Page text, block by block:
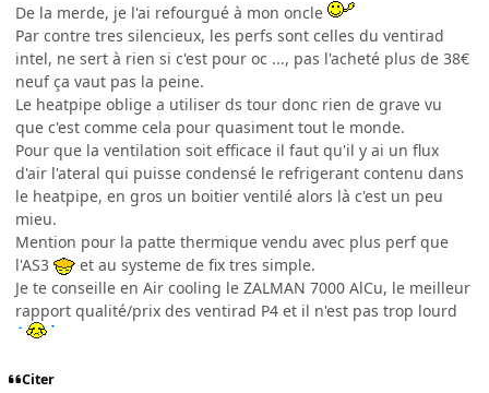
De la merde, je l'ai refourgué à mon oncle
Par contre tres silencieux, les perfs sont celles du ventirad
intel, ne sert à rien si c'est pour oc ..., pas l'acheté plus de 38€
neuf ça vaut pas la peine.
Le heatpipe oblige a utiliser ds tour donc rien de grave vu
que c'est comme cela pour quasiment tout le monde.
Pour que la ventilation soit efficace il faut qu'il y ai un flux
d'air l'ateral qui puisse condensé le refrigerant contenu dans
le heatpipe, en gros un boitier ventilé alors là c'est un peu
mieu.
Mention pour la patte thermique vendu avec plus perf que
l'AS3
et au systeme de fix tres simple.
Je te conseille en Air cooling le ZALMAN 7000 AlCu, le meilleur
rapport qualité/prix des ventirad P4 et il n'est pas trop lourd
Citer